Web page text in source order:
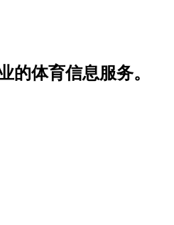
的体育信息服务。